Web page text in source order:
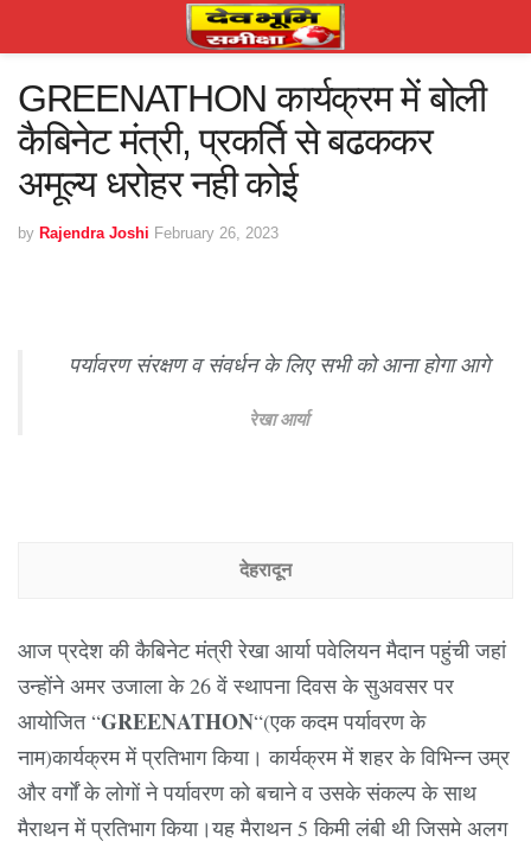
GREENATHON कार्यक्रम में बोली
कैबिनेट मंत्री, प्रकर्ति से बढककर
अमूल्य धरोहर नही कोई
by Rajendra Joshi February 26, 2023
पर्यावरण संरक्षण व संवर्धन के लिए सभी को आना होगा आगे
रेखा आर्या
देहरादून
आज प्रदेश की कैबिनेट मंत्री रेखा आर्या पवेलियन मैदान पहुंची जहां
उन्होंने अमर उजाला के 26 वें स्थापना दिवस के सुअवसर पर
आयोजित “GREENATHON“(एक कदम पर्यावरण के
नाम)कार्यक्रम में प्रतिभाग किया। कार्यक्रम में शहर के विभिन्न उम्र
और वर्गों के लोगों ने पर्यावरण को बचाने व उसके संकल्प के साथ
मैराथन में प्रतिभाग किया।यह मैराथन 5 किमी लंबी थी जिसमे अलग